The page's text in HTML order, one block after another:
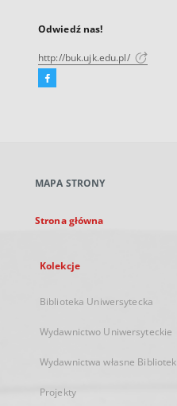
Odwiedź nas!
http://buk.ujk.edu.pl/
Facebook
karcie
MAPA STRONY
Strona główna
Kolekcje
Biblioteka Uniwersytecka
Wydawnictwo Uniwersyteckie
Wydawnictwa własne
Projekty